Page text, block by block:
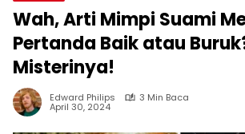
Wah, Arti Mimpi Suami
Pertanda Baik atau
Misterinya!
Edward Philips 3 Min Baca
April 30, 2024